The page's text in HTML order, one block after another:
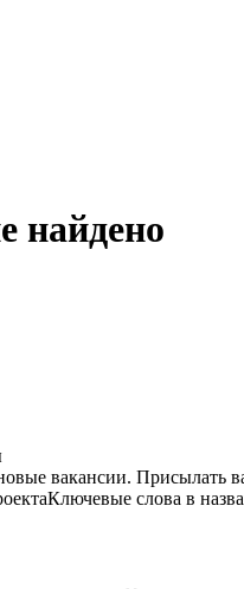
найдено
вакансии. Присылать
Ключевые слова в